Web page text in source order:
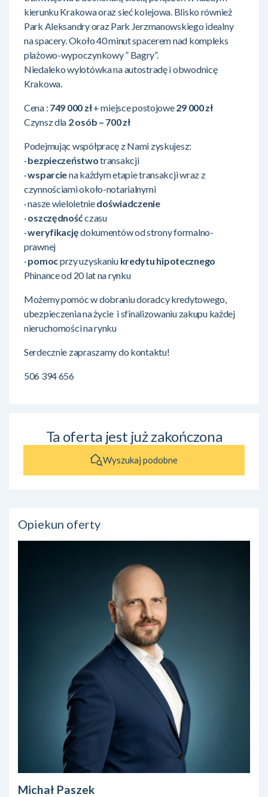
kierunku Krakowa oraz sieć kolejowa. Blisko również
Park Aleksandry oraz Park Jerzmanowskiego idealny
na spacery. Około 40 minut spacerem nad kompleks
plażowo-wypoczynkowy ” Bagry”.
Niedaleko wylotówka na autostradę i obwodnicę
Krakowa.
Cena : 749 000 zł+ miejsce postojowe29 000 zł
Czynsz dla 2 osób – 700 zł
Podejmując współpracę z Nami zyskujesz:
·bezpieczeństwotransakcji
·wsparciena każdym etapie transakcji wraz z
czynnościami około-notarialnymi
· nasze wieloletniedoświadczenie
·oszczędnośćczasu
·weryfikacjędokumentów od strony formalno-
prawnej
·pomocprzy uzyskaniu kredytu hipotecznego
Phinance od 20 lat na rynku
Możemy pomóc w dobraniu doradcy kredytowego,
ubezpieczenia na życie i sfinalizowaniu zakupu każdej
nieruchomości na rynku
Serdecznie zapraszamy do kontaktu!
506 394 656
Ta oferta jest już zakończona
Wyszukaj podobne
Opiekun oferty
Michał Paszek